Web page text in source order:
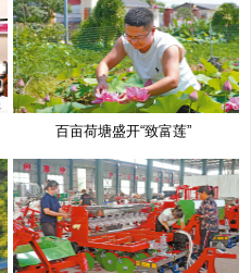
百亩荷塘盛开“致富莲”